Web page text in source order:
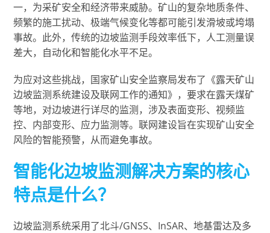
一，为采矿安全和经济带来威胁。矿山的复杂地质条件、
频繁的施工扰动、极端气候变化等都可能引发滑坡或垮塌
事故。此外，传统的边坡监测手段效率低下，人工测量误
差大，自动化和智能化水平不足。
为应对这些挑战，国家矿山安全监察局发布了《露天矿山
边坡监测系统建设及联网工作的通知》，要求在露天煤矿
等地，对边坡进行详尽的监测，涉及表面变形、视频监
控、内部变形、应力监测等。联网建设旨在实现矿山安全
风险的智能预警，从而避免事故。
智能化边坡监测解决方案的核心
特点是什么？
边坡监测系统采用了北斗/GNSS、InSAR、地基雷达及多